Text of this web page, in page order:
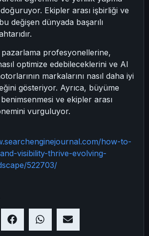
Ekipler arası işbirliği ve
değişen dünyada başarılı
profesyonellerine,
optimize edebileceklerini ve AI
markalarını nasıl daha iyi
gösteriyor. Ayrıca, büyüme
ve ekipler arası
vurguluyor.
how-to-
visibility-thrive-evolving-
522703/